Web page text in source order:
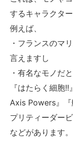
するキャラクター
例えば、
・フランスのマ
言えますし
・有名なモノだと
『はたらく細胞
Axis Powers』
プリティーダービ
などがあります。